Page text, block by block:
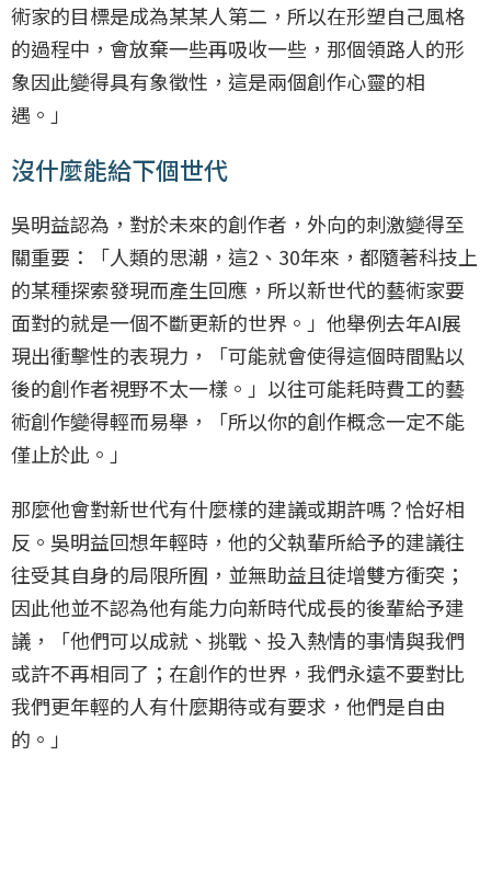
術家的目標是成為某某人第二，所以在形塑自己風格
的過程中，會放棄一些再吸收一些，那個領路人的形
象因此變得具有象徵性，這是兩個創作心靈的相
遇。」
沒什麼能給下個世代
吳明益認為，對於未來的創作者，外向的刺激變得至
關重要：「人類的思潮，這2、30年來，都隨著科技上
的某種探索發現而產生回應，所以新世代的藝術家要
面對的就是一個不斷更新的世界。」他舉例去年AI展
現出衝擊性的表現力，「可能就會使得這個時間點以
後的創作者視野不太一樣。」以往可能耗時費工的藝
術創作變得輕而易舉，「所以你的創作概念一定不能
僅止於此。」
那麼他會對新世代有什麼樣的建議或期許嗎？恰好相
反。吳明益回想年輕時，他的父執輩所給予的建議往
往受其自身的局限所囿，並無助益且徒增雙方衝突；
因此他並不認為他有能力向新時代成長的後輩給予建
議，「他們可以成就、挑戰、投入熱情的事情與我們
或許不再相同了；在創作的世界，我們永遠不要對比
我們更年輕的人有什麼期待或有要求，他們是自由
的。」